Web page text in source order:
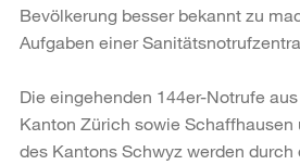
Bevölkerung besser bekannt zu
Aufgaben einer
Die eingehenden 144er-Notrufe
Kanton Zürich sowie Schaffhausen
des Kantons Schwyz werden durch